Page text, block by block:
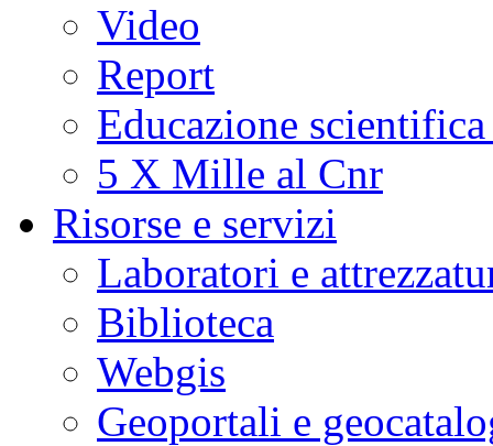
Video
Report
Educazione
5 X Mille al Cnr
Risorse e servizi
Laboratori e
Biblioteca
Webgis
Geoportali e